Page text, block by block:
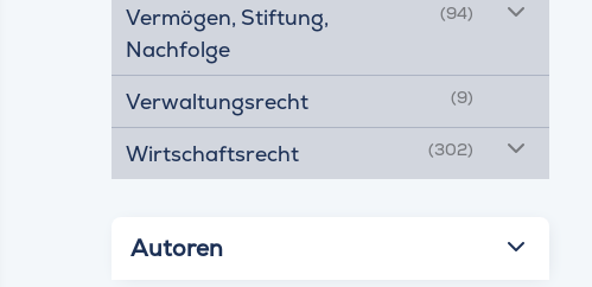
Vermögen, Stiftung,
Nachfolge
(94)
Verwaltungsrecht (9)
Wirtschaftsrecht (302)
Autoren